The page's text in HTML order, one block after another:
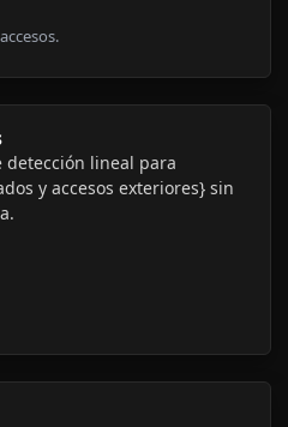
detección lineal para
y accesos exteriores} sin